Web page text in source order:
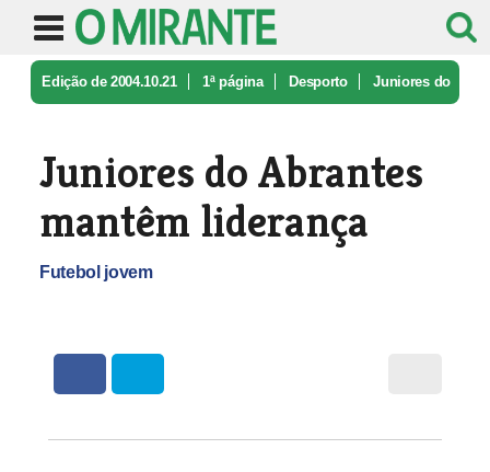
Edição de 2004.10.21 1ª página Desporto Juniores do
Juniores do Abrantes
mantêm liderança
Futebol jovem